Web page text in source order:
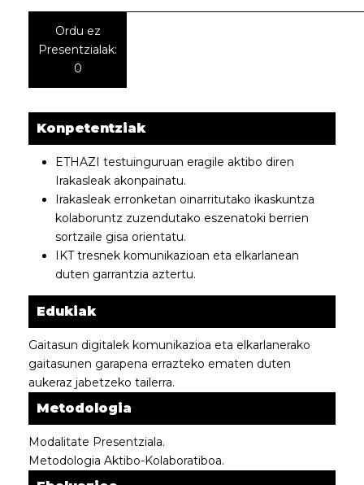
Ordu ez
Presentzialak:
0
Konpetentziak
ETHAZI testuinguruan eragile aktibo diren
Irakasleak akonpainatu.
Irakasleak erronketan oinarritutako ikaskuntza
kolaboruntz zuzendutako eszenatoki berrien
sortzaile gisa orientatu.
IKT tresnek komunikazioan eta elkarlanean
duten garrantzia aztertu.
Edukiak
Gaitasun digitalek komunikazioa eta elkarlanerako
gaitasunen garapena errazteko ematen duten
aukeraz jabetzeko tailerra.
Metodologia
Modalitate Presentziala.
Metodologia Aktibo-Kolaboratiboa.